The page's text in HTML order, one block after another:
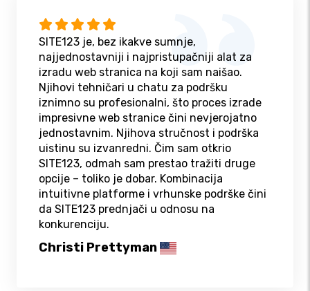
SITE123 je, bez ikakve sumnje,
najjednostavniji i najpristupačniji alat za
izradu web stranica na koji sam naišao.
Njihovi tehničari u chatu za podršku
iznimno su profesionalni, što proces izrade
impresivne web stranice čini nevjerojatno
jednostavnim. Njihova stručnost i podrška
uistinu su izvanredni. Čim sam otkrio
SITE123, odmah sam prestao tražiti druge
opcije – toliko je dobar. Kombinacija
intuitivne platforme i vrhunske podrške čini
da SITE123 prednjači u odnosu na
konkurenciju.
Christi Prettyman